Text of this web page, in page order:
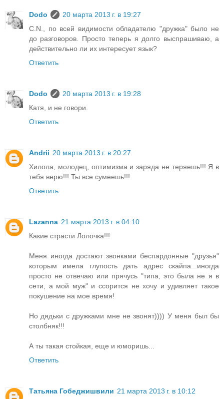
Dodo
20 марта 2013 г. в 19:27
C.N., по всей видимости обладателю "дружка" было не
до разговоров. Просто теперь я долго выспрашиваю, а
действительно ли их интересует язык?
Ответить
Dodo
20 марта 2013 г. в 19:28
Катя, и не говори.
Ответить
Andrii 20 марта 2013 г. в 20:27
Хилола, молодец, оптимизма и заряда не теряешь!!! Я в
тебя верю!!! Ты все сумеешь!!!
Ответить
Lazanna 21 марта 2013 г. в 04:10
Какие страсти Лолочка!!!
Меня иногда достают звонками беспардонные "друзья"
которым имела глупость дать адрес скайпа...иногда
просто не отвечаю или прячусь "типа, это была не я в
сети, а мой муж" и ссорится не хочу и удивляет такое
покушение на мое время!
Но дядьки с дружками мне не звонят)))) У меня был бы
столбняк!!!
А ты такая стойкая, еще и юморишь...
Ответить
Татьяна Гобеджишвили 21 марта 2013 г. в 10:12